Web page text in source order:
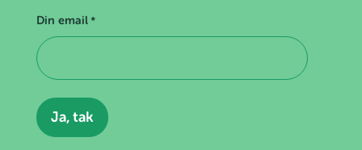
Din email *